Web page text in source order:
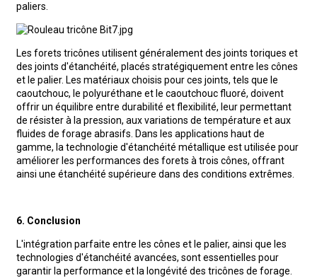
paliers.
Les forets tricônes utilisent généralement des joints toriques et
des joints d'étanchéité, placés stratégiquement entre les cônes
et le palier. Les matériaux choisis pour ces joints, tels que le
caoutchouc, le polyuréthane et le caoutchouc fluoré, doivent
offrir un équilibre entre durabilité et flexibilité, leur permettant
de résister à la pression, aux variations de température et aux
fluides de forage abrasifs. Dans les applications haut de
gamme, la technologie d'étanchéité métallique est utilisée pour
améliorer les performances des forets à trois cônes, offrant
ainsi une étanchéité supérieure dans des conditions extrêmes.
6. Conclusion
L'intégration parfaite entre les cônes et le palier, ainsi que les
technologies d'étanchéité avancées, sont essentielles pour
garantir la performance et la longévité des tricônes de forage.